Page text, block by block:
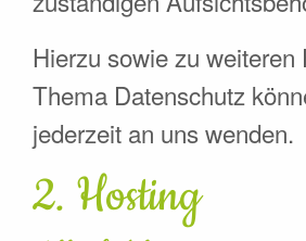
Hierzu sowie zu weiteren
Thema Datenschutz
jederzeit an uns wenden.
2. Hosting